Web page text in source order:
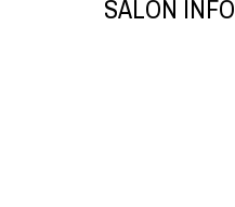
SALON INFO